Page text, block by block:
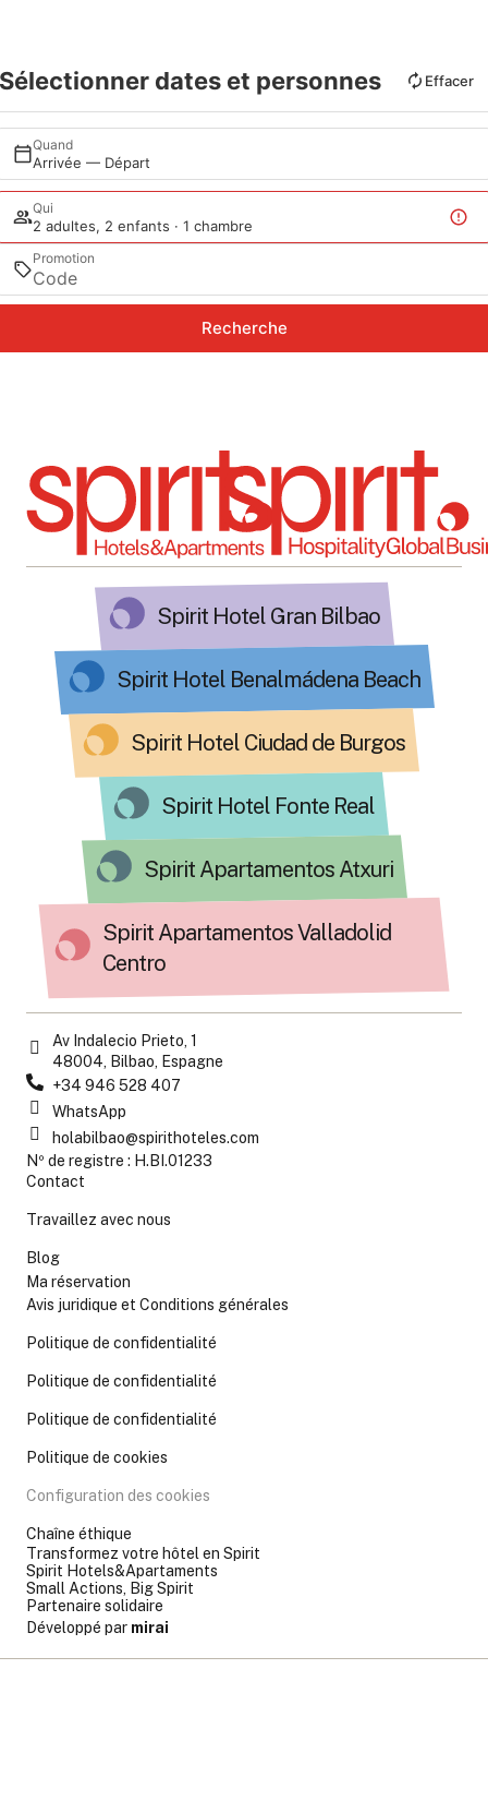
Sélectionner dates et personnes Effacer
Quand
Arrivée — Départ
Qui
2 adultes, 2 enfants · 1 chambre
Promotion
Recherche
Spirit Hotel Gran Bilbao
Spirit Hotel Benalmádena Beach
Spirit Hotel Ciudad de Burgos
Spirit Hotel Fonte Real
Spirit Apartamentos Atxuri
Spirit Apartamentos Valladolid
Centro
Av Indalecio Prieto, 1
48004, Bilbao, Espagne
+34 946 528 407
WhatsApp
holabilbao@spirithoteles.com
Nº de registre : H.BI.01233
Contact
Travaillez avec nous
Blog
Ma réservation
Avis juridique et Conditions générales
Politique de confidentialité
Politique de confidentialité
Politique de confidentialité
Politique de cookies
Configuration des cookies
Chaîne éthique
Transformez votre hôtel en Spirit
Spirit Hotels&Apartaments
Small Actions, Big Spirit
Partenaire solidaire
Développé par mirai